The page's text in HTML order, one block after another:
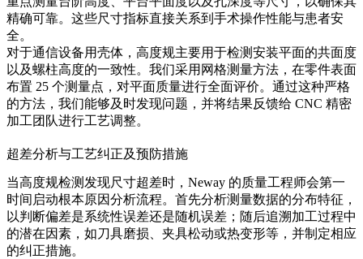
精确可靠。这些尺寸指标直接关系到手术操作性能与患者安
全。
对于通信设备用壳体，高度规主要用于检测安装平面的共面度
以及螺柱高度的一致性。我们采用网格测量方法，在零件表面
布置 25 个测量点，对平面质量进行全面评价。通过这种严格
的方法，我们能够及时发现问题，并将结果反馈给 CNC 精密
加工团队进行工艺调整。
超差分析与工艺纠正及预防措施
当高度规检测发现尺寸超差时，Neway 的质量工程师会第一
时间启动根本原因分析流程。首先分析测量数据的分布特征，
以判断偏差是系统性误差还是随机误差；随后追溯加工过程中
的潜在因素，如刀具磨损、夹具松动或热变形等，并制定相应
的纠正措施。